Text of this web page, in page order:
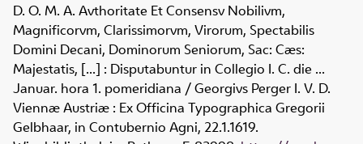
D. O. M. A. Avthoritate Et Consensv Nobilivm,
Magnificorvm, Clarissimorvm, Virorum, Spectabilis
Domini Decani, Dominorum Seniorum, Sac: Cæs:
Majestatis, [...] : Disputabuntur in Collegio I. C. die ...
Januar. hora 1. pomeridiana / Georgivs Perger I. V. D.
Viennæ Austriæ : Ex Officina Typographica Gregorii
Gelbhaar, in Contubernio Agni, 22.1.1619.